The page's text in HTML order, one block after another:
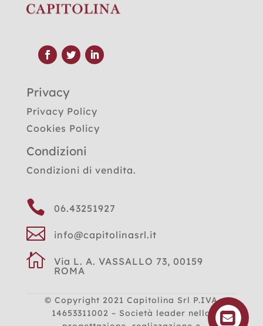
Privacy
Privacy Policy
Cookies Policy
Condizioni
Condizioni di vendita.
 06.43251927
 info@capitolinasrl.it

Via L. A. VASSALLO 73, 00159
ROMA
© Copyright 2021Capitolina Srl P.IVA
14653311002 – Società leader nella